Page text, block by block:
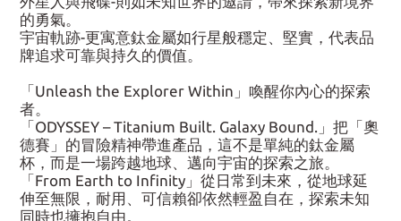
的勇氣。
宇宙軌跡-更寓意鈦金屬如行星般穩定、堅實，代表品
牌追求可靠與持久的價值。
「Unleash the Explorer Within」喚醒你內心的探索
者。
「ODYSSEY – Titanium Built. Galaxy Bound.」把「奧
德賽」的冒險精神帶進產品，這不是單純的鈦金屬
杯，而是一場跨越地球、邁向宇宙的探索之旅。
「From Earth to Infinity」從日常到未來，從地球延
伸至無限，耐用、可信賴卻依然輕盈自在，探索未知
同時也擁抱自由。